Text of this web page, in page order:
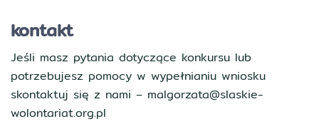
kontakt
Jeśli masz pytania dotyczące konkursu lub
potrzebujesz pomocy w wypełnianiu wniosku
skontaktuj się z nami – malgorzata@slaskie-
wolontariat.org.pl